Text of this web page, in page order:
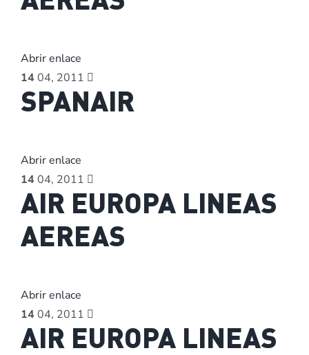
Abrir enlace
1404, 2011
SPANAIR
Abrir enlace
1404, 2011
AIR EUROPA LINEAS
AEREAS
Abrir enlace
1404, 2011
AIR EUROPA LINEAS